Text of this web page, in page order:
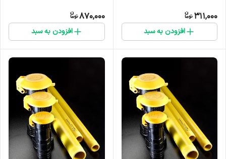
311,000
افزودن به سبد
870,000
افزودن به سبد